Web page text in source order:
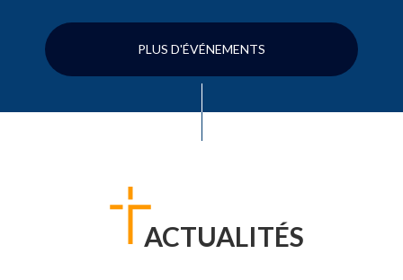
PLUS D'ÉVÉNEMENTS
ACTUALITÉS